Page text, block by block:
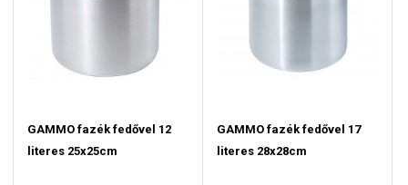
GAMMO fazék fedővel 12
literes 25x25cm
GAMMO fazék fedővel 17
literes 28x28cm